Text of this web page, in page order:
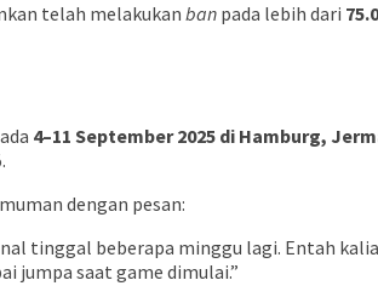
telah melakukan ban pada lebih dari
4–11 September 2025 di Hamburg,
dengan pesan:
tinggal beberapa minggu lagi. Entah
jumpa saat game dimulai.”